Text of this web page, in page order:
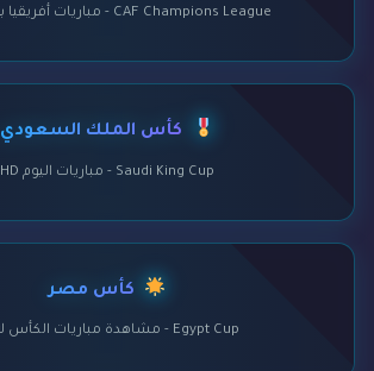
CAF Champions League - مباريات أفريقيا بث مباشر
كأس الملك السعودي
Saudi King Cup - مباريات اليوم HD
كأس مصر
Egypt Cup - مشاهدة مباريات الكأس لايف